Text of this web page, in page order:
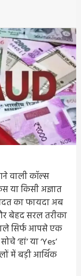
वाली कॉल्स
या किसी अज्ञात
का फायदा अब
बेहद सरल तरीका
सिर्फ आपसे एक
‘हां’ या ‘Yes’
में बड़ी आर्थिक